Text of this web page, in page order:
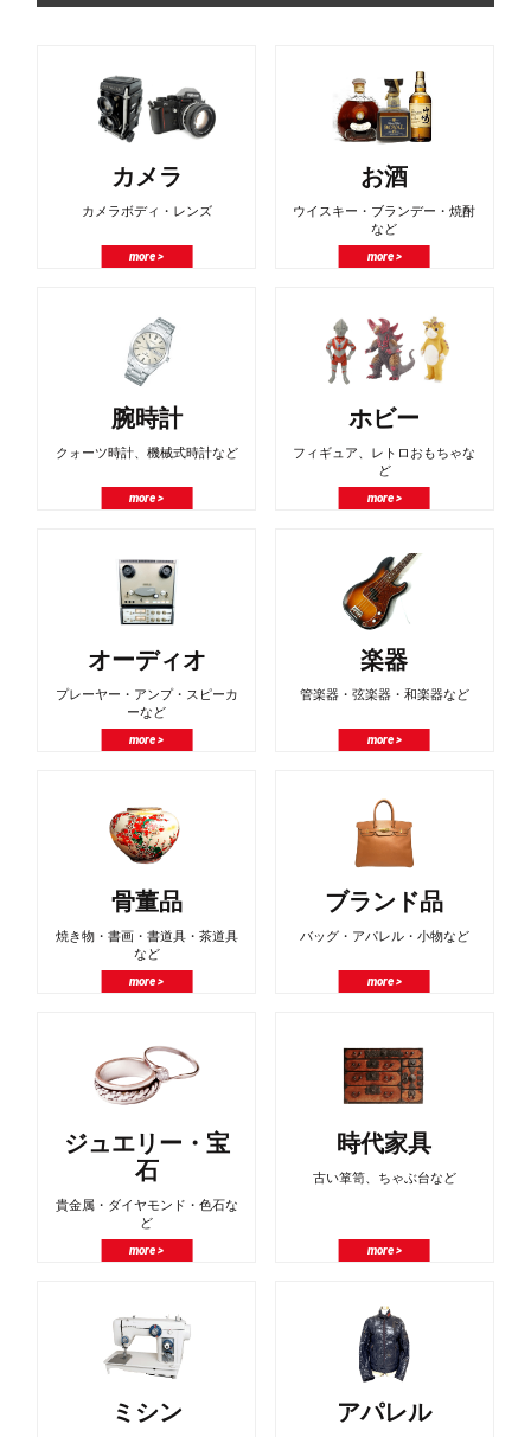
カメラ
カメラボディ・レンズ
more >
お酒
ウイスキー・ブランデー・焼酎
など
more >
腕時計
クォーツ時計、機械式時計など
more >
ホビー
フィギュア、レトロおもちゃな
ど
more >
オーディオ
プレーヤー・アンプ・スピーカ
ーなど
more >
楽器
管楽器・弦楽器・和楽器など
more >
骨董品
焼き物・書画・書道具・茶道具
など
more >
ブランド品
バッグ・アパレル・小物など
more >
ジュエリー・宝
石
貴金属・ダイヤモンド・色石な
ど
more >
時代家具
古い箪笥、ちゃぶ台など
more >
ミシン アパレル